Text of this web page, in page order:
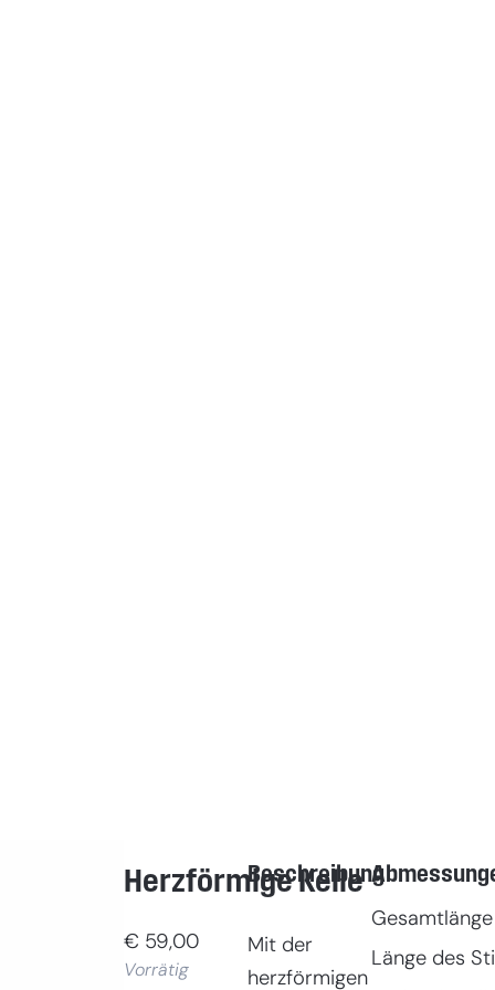
Herzförmige Kelle
€ 59,00
Vorrätig
Beschreibung
Mit der
herzförmigen
Gesamtlänge
Länge des